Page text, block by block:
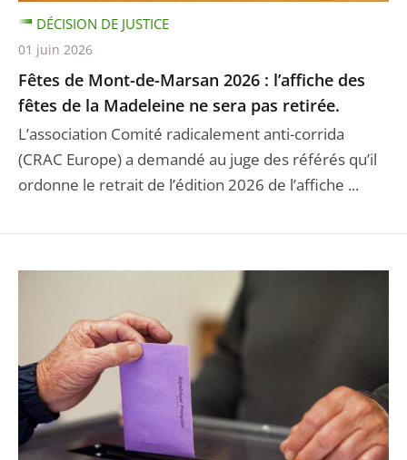
Fêtes de Mont-de-Marsan 2026 : l’affiche des
fêtes de la Madeleine ne sera pas retirée.
L’association Comité radicalement anti-corrida
(CRAC Europe) a demandé au juge des référés qu’il
ordonne le retrait de l’édition 2026 de l’affiche ...
DÉCISION DE JUSTICE
01 juin 2026